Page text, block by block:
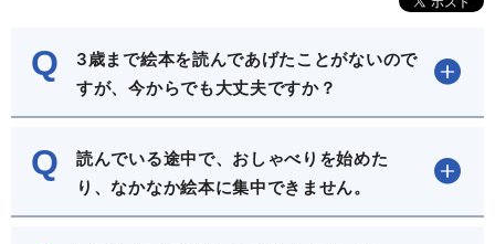
Q
3歳まで絵本を読んであげたことがないので
すが、今からでも大丈夫ですか？
Q
読んでいる途中で、おしゃべりを始めた
り、なかなか絵本に集中できません。